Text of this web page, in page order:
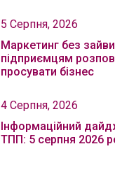
5 Серпня, 2026
Маркетинг без
підприємцям
просувати бізнес
4 Серпня, 2026
Інформаційний
ТПП: 5 серпня 2026